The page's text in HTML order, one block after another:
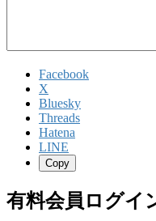
Facebook
X
Bluesky
Threads
Hatena
LINE
Copy
有料会員ログイ